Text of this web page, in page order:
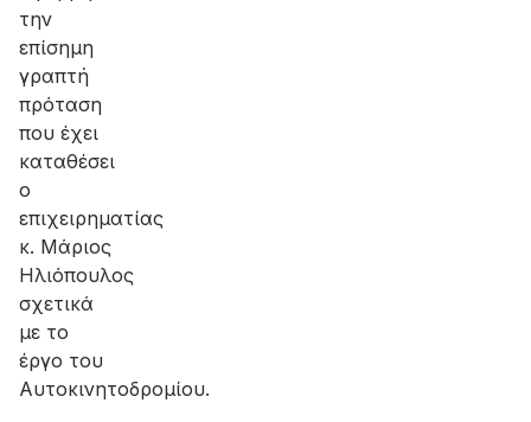
την
επίσημη
γραπτή
πρόταση
που έχει
καταθέσει
ο
επιχειρηματίας
κ. Μάριος
Ηλιόπουλος
σχετικά
με το
έργο του
Αυτοκινητοδρομίου.